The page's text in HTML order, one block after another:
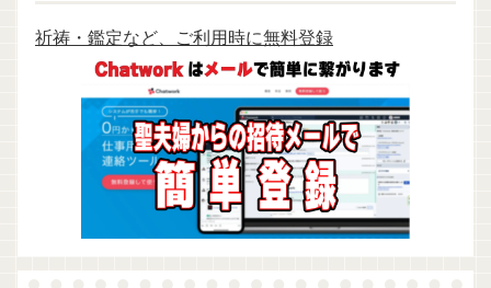
祈祷・鑑定など、ご利用時に無料登録